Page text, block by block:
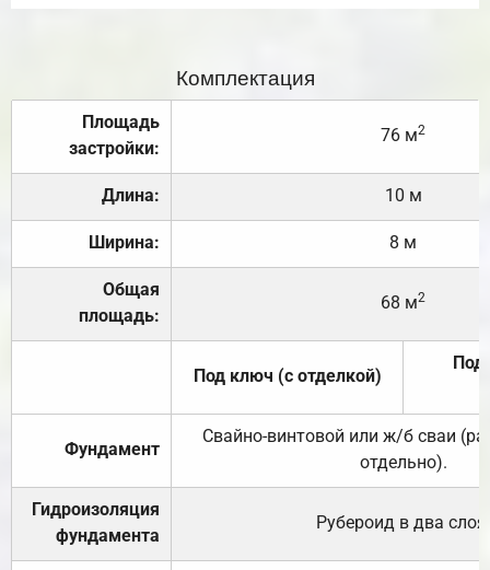
Комплектация
Площадь
застройки:
76 м2
Длина: 10 м
Ширина: 8 м
Общая
площадь:
68 м2
Под ключ (с отделкой)
Под
Фундамент
Свайно-винтовой или ж/б сваи
отдельно).
Гидроизоляция
фундамента
Рубероид в два слоя.